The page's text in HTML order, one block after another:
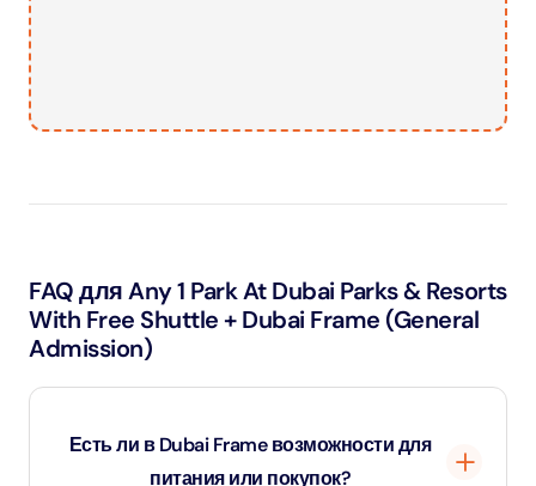
FAQ для Any 1 Park At Dubai Parks & Resorts
With Free Shuttle + Dubai Frame (General
Admission)
Есть ли в Dubai Frame возможности для
питания или покупок?